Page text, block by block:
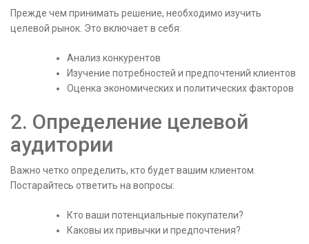
Прежде чем принимать решение, необходимо изучить
целевой рынок. Это включает в себя:
Анализ конкурентов
Изучение потребностей и предпочтений клиентов
Оценка экономических и политических факторов
2. Определение целевой
аудитории
Важно четко определить, кто будет вашим клиентом.
Постарайтесь ответить на вопросы:
Кто ваши потенциальные покупатели?
Каковы их привычки и предпочтения?